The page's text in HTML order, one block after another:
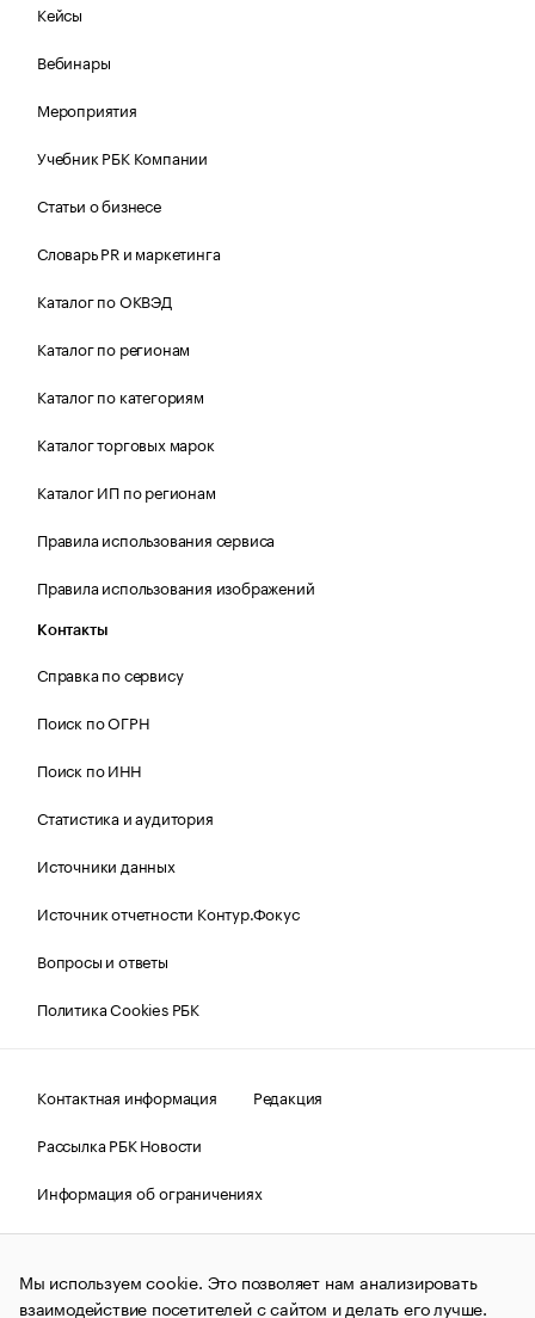
Кейсы
Вебинары
Мероприятия
Учебник РБК Компании
Статьи о бизнесе
Словарь PR и маркетинга
Каталог по ОКВЭД
Каталог по регионам
Каталог по категориям
Каталог торговых марок
Каталог ИП по регионам
Правила использования сервиса
Правила использования изображений
Контакты
Справка по сервису
Поиск по ОГРН
Поиск по ИНН
Статистика и аудитория
Источники данных
Источник отчетности Контур.Фокус
Вопросы и ответы
Политика Cookies РБК
Контактная информация
Редакция
Рассылка РБК Новости
Информация об ограничениях
Правовая информация
О соблюдении авторских прав
© АО «РОСБИЗНЕСКОНСАЛТИНГ»,1995–2026.Сообщения
и материалы информационного агентства «РБК»
Мы используем cookie. Это позволяет нам анализировать
взаимодействие посетителей с сайтом и делать его лучше.